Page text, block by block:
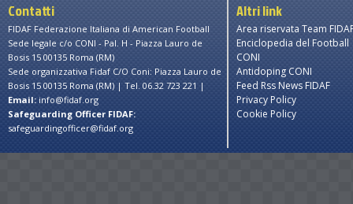
Contatti
FIDAF Federazione Italiana di American Football
Sede legale c/o CONI - Pal. H - Piazza Lauro de
Bosis 15 00135 Roma (RM)
Sede organizzativa Fidaf C/O Coni: Piazza Lauro de
Bosis 15 00135 Roma (RM) | Tel. 06.32 723 221 |
Email: info@fidaf.org
Safeguarding Officer FIDAF:
safeguardingofficer@fidaf.org
Altri link
Area riservata Team
Enciclopedia del Football
CONI
Antidoping CONI
Feed Rss News FIDAF
Privacy Policy
Cookie Policy